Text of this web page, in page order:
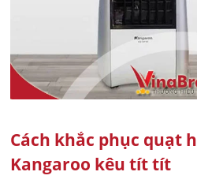
Cách khắc phục quạt
Kangaroo kêu tít tít